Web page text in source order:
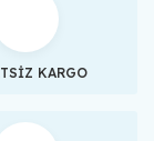
KARGO